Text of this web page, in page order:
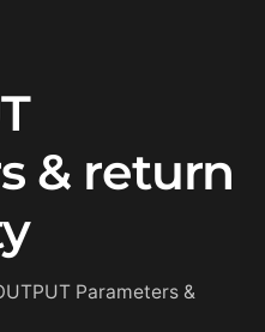
& return
Parameters &